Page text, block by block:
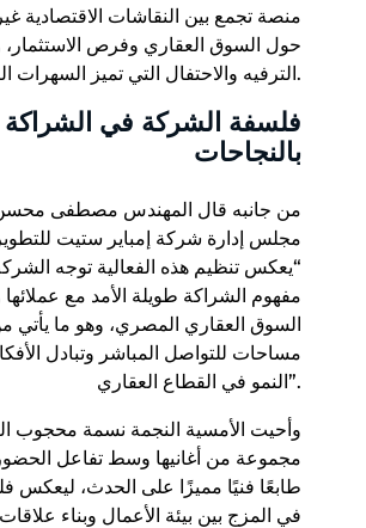
منصة تجمع بين النقاشات الاقتصادية
حول السوق العقاري وفرص الاستثمار،
الترفيه والاحتفال التي تميز السهرات الرمضانية.
فلسفة الشركة في الشراكة
بالنجاحات
من جانبه قال المهندس مصطفى
مجلس إدارة شركة إمباير ستيت
“يعكس تنظيم هذه الفعالية توجه
مفهوم الشراكة طويلة الأمد مع
السوق العقاري المصري، وهو ما يأتي
مساحات للتواصل المباشر وتبادل
النمو في القطاع العقاري”.
وأحيت الأمسية النجمة نسمة محجوب
مجموعة من أغانيها وسط تفاعل
طابعًا فنيًا مميزًا على الحدث، ليعكس
في المزج بين بيئة الأعمال وبناء